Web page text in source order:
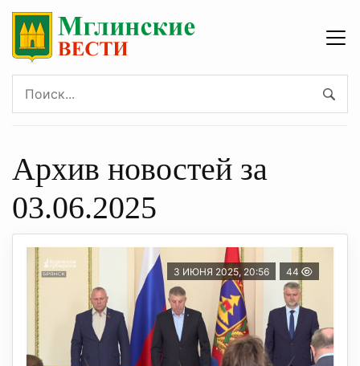
Архив новостей за
03.06.2025
3 ИЮНЯ 2025, 20:56 44